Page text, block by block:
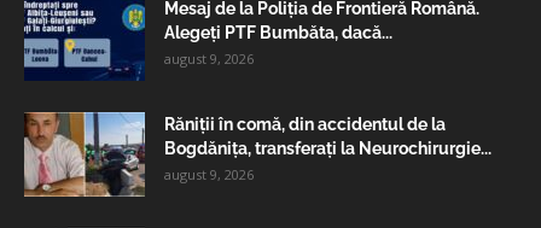
Mesaj de la Poliția de Frontieră Română.
Alegeți PTF Bumbăta, dacă...
august 9, 2026
Răniții în comă, din accidentul de la
Bogdănița, transferați la Neurochirurgie...
august 9, 2026